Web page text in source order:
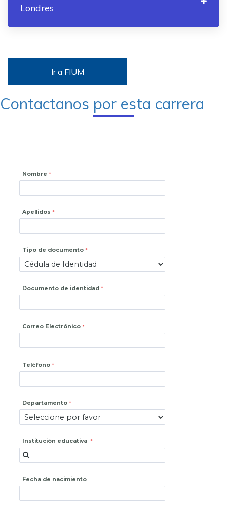
Londres
Ir a FIUM
Contactanos por esta carrera
Nombre
Apellidos
Tipo de documento
Documento de identidad
Correo Electrónico
Teléfono
Departamento
Institución educativa
Fecha de nacimiento